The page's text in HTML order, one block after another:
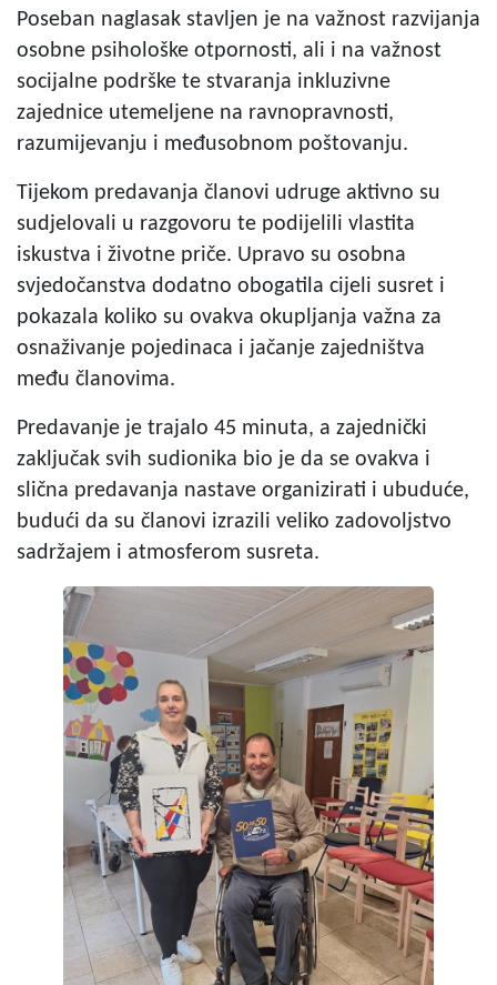
Poseban naglasak stavljen je na važnost razvijanja
osobne psihološke otpornosti, ali i na važnost
socijalne podrške te stvaranja inkluzivne
zajednice utemeljene na ravnopravnosti,
razumijevanju i međusobnom poštovanju.
Tijekom predavanja članovi udruge aktivno su
sudjelovali u razgovoru te podijelili vlastita
iskustva i životne priče. Upravo su osobna
svjedočanstva dodatno obogatila cijeli susret i
pokazala koliko su ovakva okupljanja važna za
osnaživanje pojedinaca i jačanje zajedništva
među članovima.
Predavanje je trajalo 45 minuta, a zajednički
zaključak svih sudionika bio je da se ovakva i
slična predavanja nastave organizirati i ubuduće,
budući da su članovi izrazili veliko zadovoljstvo
sadržajem i atmosferom susreta.